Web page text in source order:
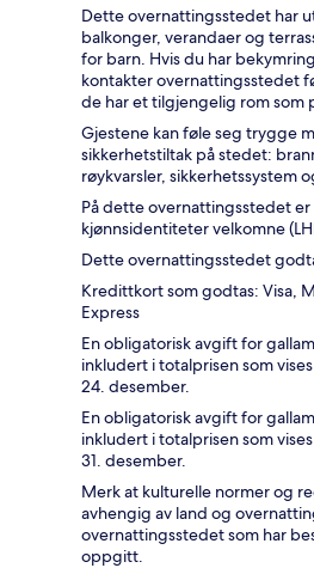
Dette overnattingsstedet har
balkonger, verandaer og
for barn. Hvis du har
kontakter overnattingsstedet
de har et tilgjengelig rom som
Gjestene kan føle seg trygge
sikkerhetstiltak på stedet:
røykvarsler, sikkerhetssystem
På dette overnattingsstedet
kjønnsidentiteter velkomne
Dette overnattingsstedet
Kredittkort som godtas: Visa,
Express
En obligatorisk avgift for
inkludert i totalprisen som
24. desember.
En obligatorisk avgift for
inkludert i totalprisen som
31. desember.
Merk at kulturelle normer og
avhengig av land og
overnattingsstedet som har
oppgitt.